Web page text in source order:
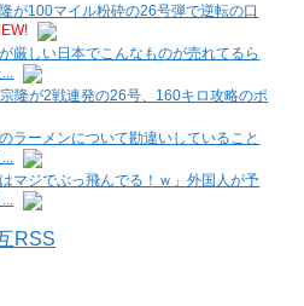
が100マイル粉砕の26号弾で逆転の口
厳しい日本でこんなものが売れてるら
隆が2戦連発の26号、160キロ攻略のポ
ラーメンについて勘違いしていること
マジでぶっ飛んでる！ｗ」外国人が予
RSS